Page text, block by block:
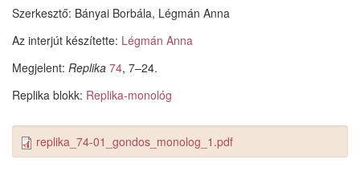
Szerkesztő: Bányai Borbála, Légmán Anna
Az interjút készítette: Légmán Anna
Megjelent: Replika 74, 7–24.
Replika blokk: Replika-monológ
replika_74-01_gondos_monolog_1.pdf